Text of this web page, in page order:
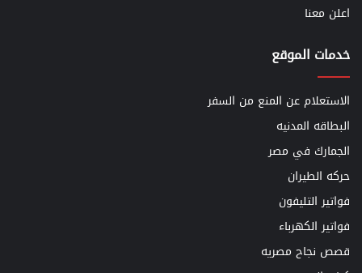
اعلن معنا
خدمات الموقع
الاستعلام عن المنع من السفر
البطاقه المدنيه
الجمارك في مصر
حركه الطيران
فواتير التليفون
فواتير الكهرباء
قصص نجاح مصريه